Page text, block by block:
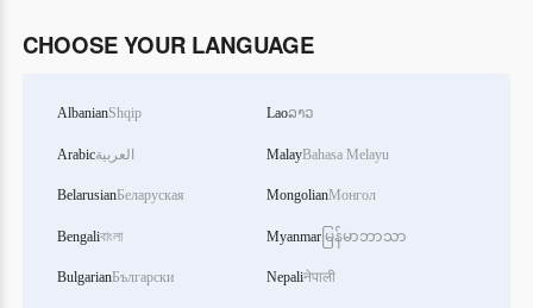
CHOOSE YOUR LANGUAGE
AlbanianShqip
Arabicالعربية
BelarusianБеларуская
Bengaliবাংলা
BulgarianБългарски
Laoລາວ
MalayBahasa Melayu
MongolianМонгол
Myanmar မြန်မာဘာသာ
Nepaliनेपाली